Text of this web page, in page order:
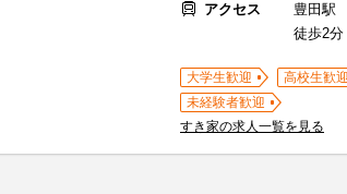
アクセス
豊田駅
徒歩2分
大学生歓迎 高校生歓迎
未経験者歓迎
すき家の求人一覧を見る